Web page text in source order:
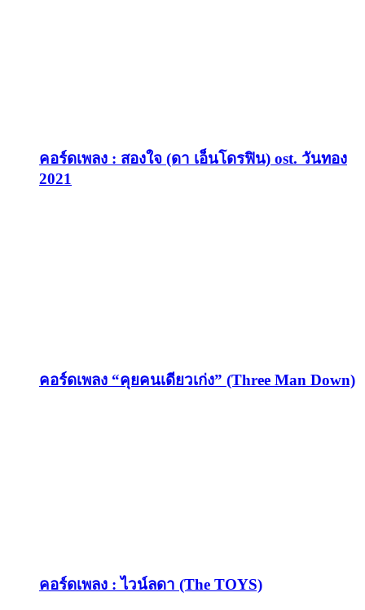
คอร์ดเพลง : สองใจ (ดา เอ็นโดรฟิน) ost. วันทอง
2021
คอร์ดเพลง “คุยคนเดียวเก่ง” (Three Man Down)
คอร์ดเพลง : ไวน์ลดา (The TOYS)